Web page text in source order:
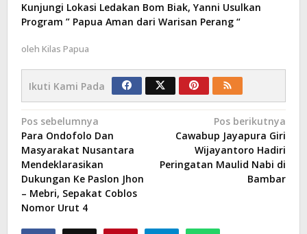
Kunjungi Lokasi Ledakan Bom Biak, Yanni Usulkan
Program ” Papua Aman dari Warisan Perang “
oleh Kilas Papua
Ikuti Kami Pada
Navigasi
pos
Pos sebelumnya
Para Ondofolo Dan
Masyarakat Nusantara
Mendeklarasikan
Dukungan Ke Paslon Jhon
– Mebri, Sepakat Coblos
Nomor Urut 4
Pos berikutnya
Cawabup Jayapura Giri
Wijayantoro Hadiri
Peringatan Maulid Nabi di
Bambar